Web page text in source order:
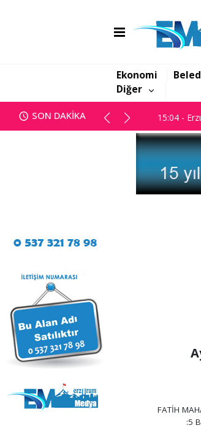
Ekonomi
Diğer
SON DAKİKA
14:45 -
15:04 -
15:04 -
FATİH
:5